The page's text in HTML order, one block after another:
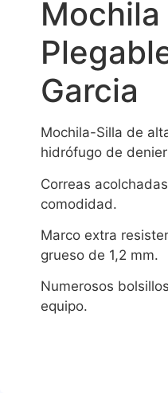
Garcia
Mochila-Silla de
hidrófugo de
Correas
comodidad.
Marco extra
grueso de 1,2 mm.
Numerosos
equipo.